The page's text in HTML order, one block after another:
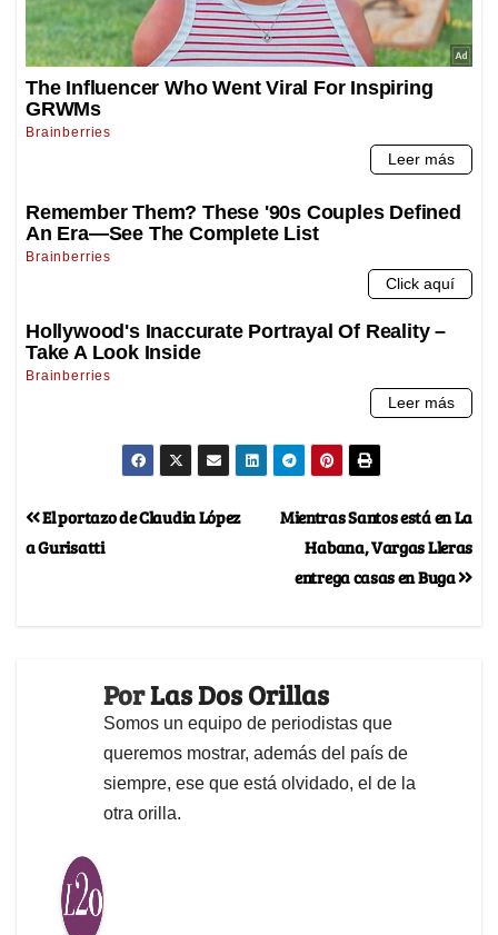
Mientras Santos está en La
Habana, Vargas Lleras
entrega casas en Buga
El portazo de Claudia López
a Gurisatti
PorLas Dos Orillas
Somos un equipo de periodistas que
queremos mostrar, además del país de
siempre, ese que está olvidado, el de la
otra orilla.